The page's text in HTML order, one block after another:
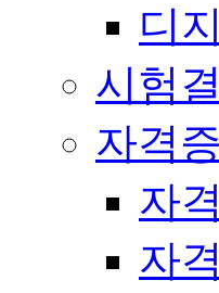
디
시험
자격
자
자